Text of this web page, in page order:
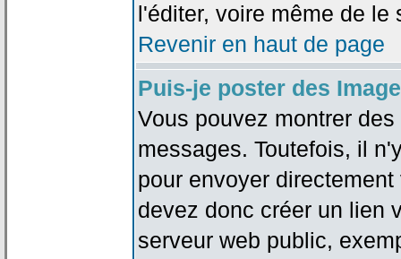
l'éditer, voire même de le
Revenir en haut de page
Puis-je poster des
Vous pouvez montrer
messages. Toutefois, il
pour envoyer
devez donc créer un lien
serveur web public,